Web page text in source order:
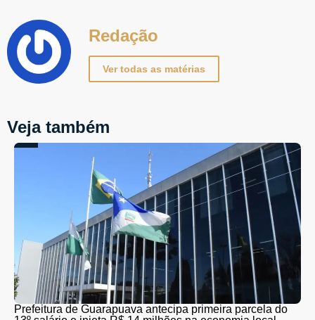
Redação
Ver todas as matérias
Veja também
Prefeitura de Guarapuava antecipa primeira parcela do